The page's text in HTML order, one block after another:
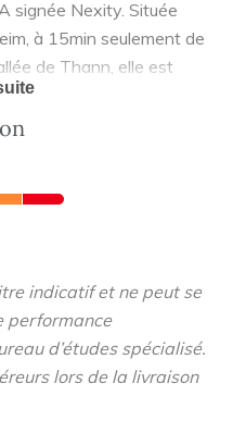
signée Nexity. Située
à 15min seulement de
de Thann, elle est
résidentiel et
proximité de la forêt de
ville à 800m. Profitez
proche de votre
commerces et
votre temps libre. La
appartements
Chaque logement se
ou jardin) afin de
temps. Pour assurer
d'une place de
indicatif et ne peut se
performance
d’études spécialisé.
lors de la livraison